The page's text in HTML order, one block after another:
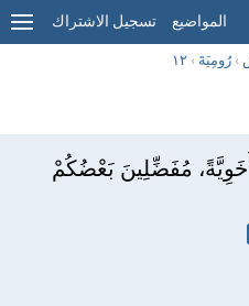
المواضيع تسجيل الاشتراك
›رُومِيَةَ ›١٢
مُفَضِّلِينَ بَعْضُكُمْ